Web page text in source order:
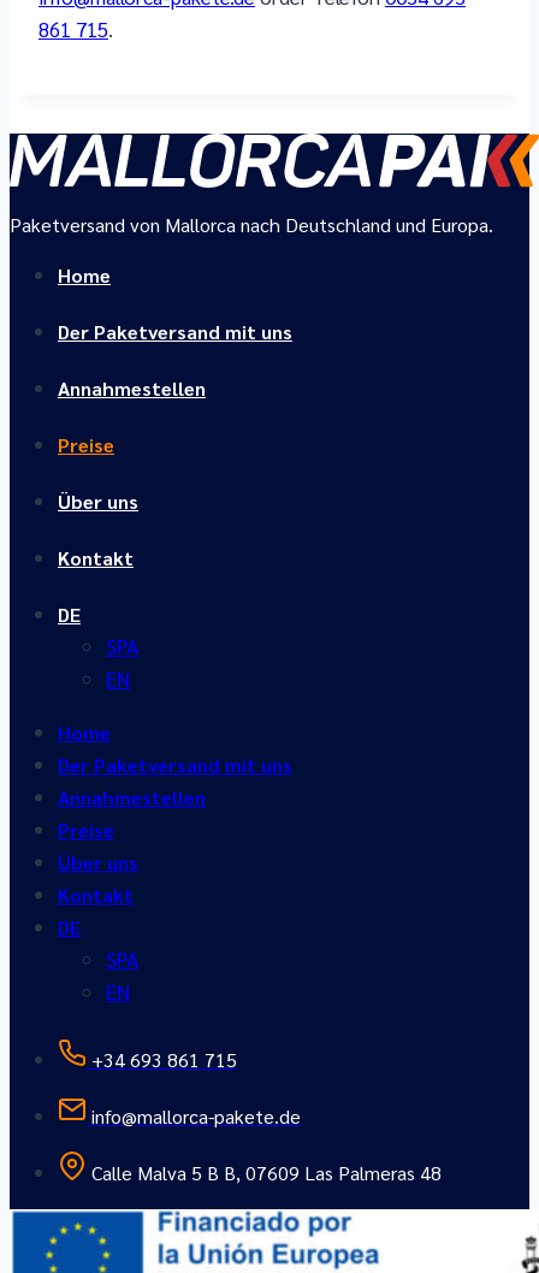
861 715.
Paketversand von Mallorca nach Deutschland und Europa.
Home
Der Paketversand mit uns
Annahmestellen
Preise
Über uns
Kontakt
DE
SPA
EN
Home
Der Paketversand mit uns
Annahmestellen
Preise
Über uns
Kontakt
DE
SPA
EN
+34 693 861 715
info@mallorca-pakete.de
Calle Malva 5 B B, 07609 Las Palmeras 48